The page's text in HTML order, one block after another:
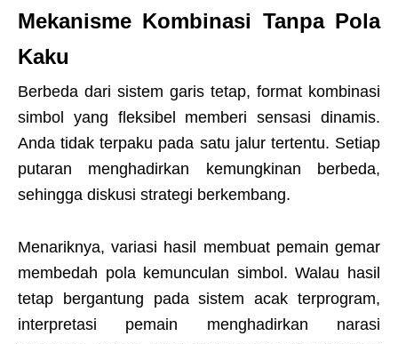
Mekanisme Kombinasi Tanpa Pola
Kaku
Berbeda dari sistem garis tetap, format kombinasi
simbol yang fleksibel memberi sensasi dinamis.
Anda tidak terpaku pada satu jalur tertentu. Setiap
putaran menghadirkan kemungkinan berbeda,
sehingga diskusi strategi berkembang.
Menariknya, variasi hasil membuat pemain gemar
membedah pola kemunculan simbol. Walau hasil
tetap bergantung pada sistem acak terprogram,
interpretasi pemain menghadirkan narasi